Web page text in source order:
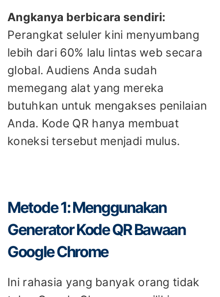
Angkanya berbicara sendiri:
Perangkat seluler kini menyumbang
lebih dari 60% lalu lintas web secara
global. Audiens Anda sudah
memegang alat yang mereka
butuhkan untuk mengakses penilaian
Anda. Kode QR hanya membuat
koneksi tersebut menjadi mulus.
Metode 1: Menggunakan
Generator Kode QR Bawaan
Google Chrome
Ini rahasia yang banyak orang tidak